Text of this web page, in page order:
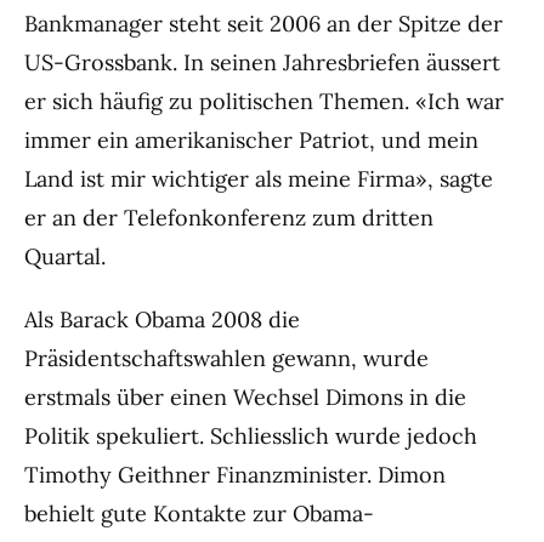
Bankmanager steht seit 2006 an der Spitze der
US-Grossbank. In seinen Jahresbriefen äussert
er sich häufig zu politischen Themen. «Ich war
immer ein amerikanischer Patriot, und mein
Land ist mir wichtiger als meine Firma», sagte
er an der Telefonkonferenz zum dritten
Quartal.
Als Barack Obama 2008 die
Präsidentschaftswahlen gewann, wurde
erstmals über einen Wechsel Dimons in die
Politik spekuliert. Schliesslich wurde jedoch
Timothy Geithner Finanzminister. Dimon
behielt gute Kontakte zur Obama-